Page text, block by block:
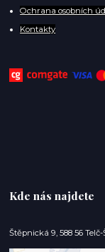
Ochrana osobních
Kontakty
Kde nás najdete
Štěpnická 9, 588 56